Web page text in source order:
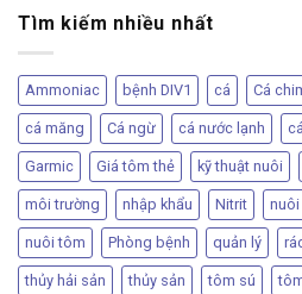
Tìm kiếm nhiều nhất
Ammoniac bệnh DIV1 cá Cá
cá măng Cá ngừ cá nước lạnh
Garmic Giá tôm thẻ kỹ thuật nuôi
môi trường nhập khẩu Nitrit nuôi
nuôi tôm Phòng bệnh quản lý
thủy hải sản thủy sản tôm sú